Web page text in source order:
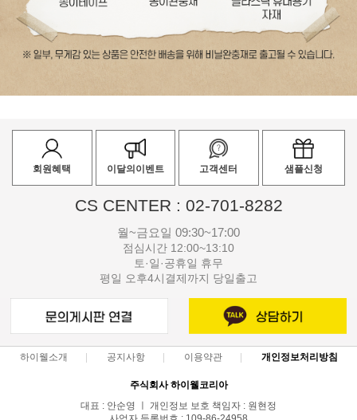
회원혜택 이달의이벤트 고객센터 샘플신청
CS CENTER : 02-701-8282
월~금요일 09:30~17:00
점심시간 12:00~13:10
토·일·공휴일 휴무
평일 오후4시결제까지 당일출고
하이웰소개 공지사항 이용약관 개인정보처리방침
주식회사 하이웰코리아
대표 : 안순영 ㅣ 개인정보 보호 책임자 : 원현정